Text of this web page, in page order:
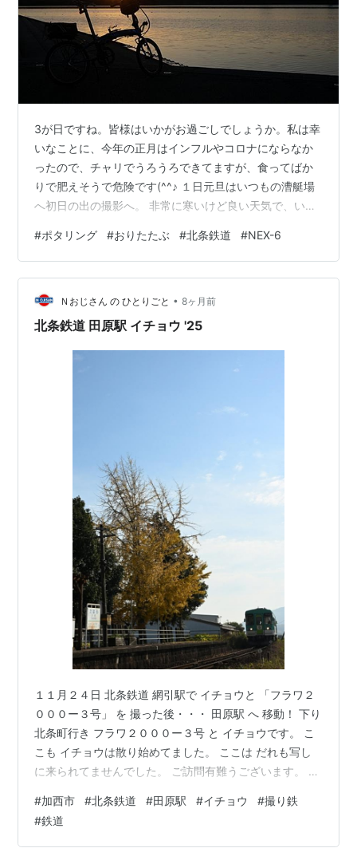
3が日ですね。皆様はいかがお過ごしでしょうか。私は幸
いなことに、今年の正月はインフルやコロナにならなか
ったので、チャリでうろうろできてますが、食ってばか
りで肥えそうで危険です(^^♪ １日元旦はいつもの漕艇場
へ初日の出の撮影へ。 非常に寒いけど良い天気で、いい
ただきゆっくりします。 ２日は風がきつそうなのでチャ
リ活はお休み。家の掃除です。古い書類などを処分して
終わる。 ３日、今朝は気温１度でかなり寒い。朝５時に
出ても真っ暗なので、６時２０分まで待ってから出発。
夜明け前のでっかい月が出ていました。 加古川を渡る橋
#ポタリング #おりたたぶ #北条鉄道 #NEX-6
Ｎおじさん の ひとりごと • 8ヶ月前
北条鉄道 田原駅 イチョウ '25
１１月２４日 北条鉄道 網引駅で イチョウと 「フラワ２
０００ー３号」 を 撮った後・・・ 田原駅 へ 移動！ 下り
北条町行き フラワ２０００ー３号 と イチョウです。 こ
こも イチョウは散り始めてました。 ここは だれも写し
に来られてませんでした。 ご訪問有難うございます。 皆
ャレンジ しています。 ランキングに参加中。クリックし
て応援お願いします！
#加西市 #北条鉄道 #田原駅 #イチョウ #撮り鉄
#鉄道